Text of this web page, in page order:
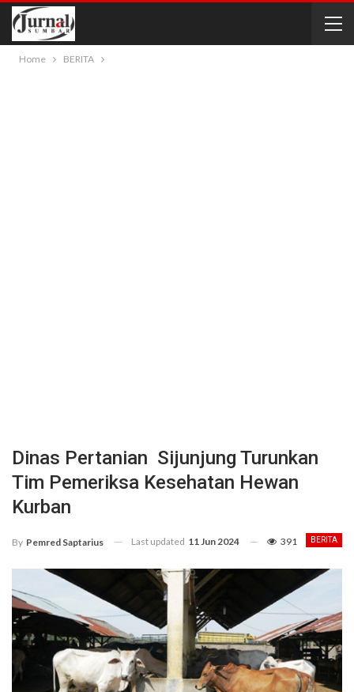
Home BERITA
Dinas Pertanian Sijunjung Turunkan
Tim Pemeriksa Kesehatan Hewan
Kurban
BERITA
By Pemred Saptarius Last updated 11 Jun 2024 391